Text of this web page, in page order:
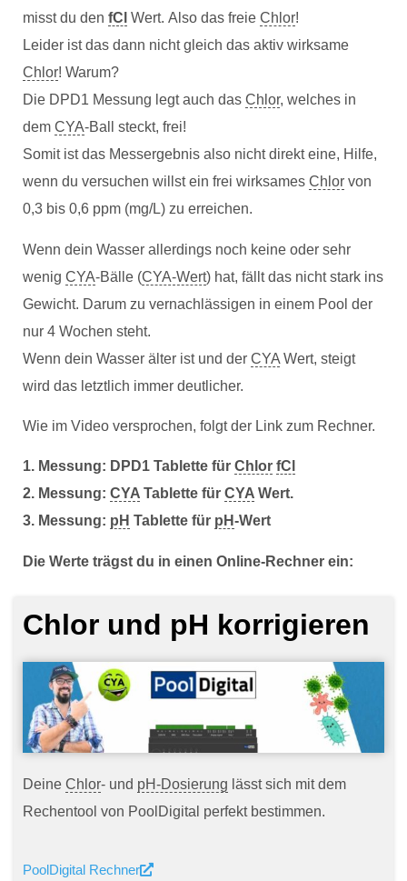
misst du den fCl Wert. Also das freie Chlor!
Leider ist das dann nicht gleich das aktiv wirksame
Chlor! Warum?
Die DPD1 Messung legt auch das Chlor, welches in
dem CYA-Ball steckt, frei!
Somit ist das Messergebnis also nicht direkt eine, Hilfe,
wenn du versuchen willst ein frei wirksames Chlor von
0,3 bis 0,6 ppm (mg/L) zu erreichen.
Wenn dein Wasser allerdings noch keine oder sehr
wenig CYA-Bälle (CYA-Wert) hat, fällt das nicht stark ins
Gewicht. Darum zu vernachlässigen in einem Pool der
nur 4 Wochen steht.
Wenn dein Wasser älter ist und der CYA Wert, steigt
wird das letztlich immer deutlicher.
Wie im Video versprochen, folgt der Link zum Rechner.
1. Messung: DPD1 Tablette für Chlor fCl
2. Messung: CYA Tablette für CYA Wert.
3. Messung: pH Tablette für pH-Wert
Die Werte trägst du in einen Online-Rechner ein:
Chlor und pH korrigieren
Deine Chlor- und pH-Dosierung lässt sich mit dem
Rechentool von PoolDigital perfekt bestimmen.
PoolDigital Rechner